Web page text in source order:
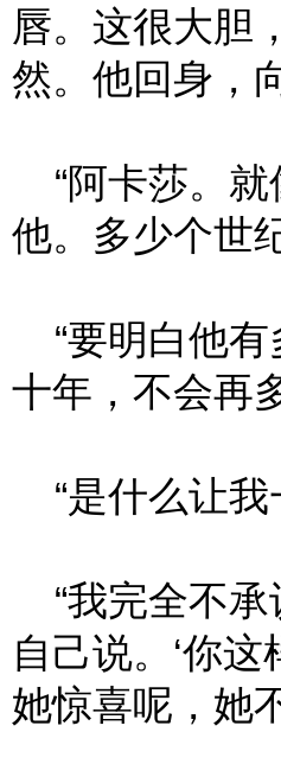
唇。这很大胆
然。他回身，
“阿卡莎。就
他。多少个世
“要明白他有
十年，不会再
“是什么让我
“我完全不承
自己说。‘你
她惊喜呢，她